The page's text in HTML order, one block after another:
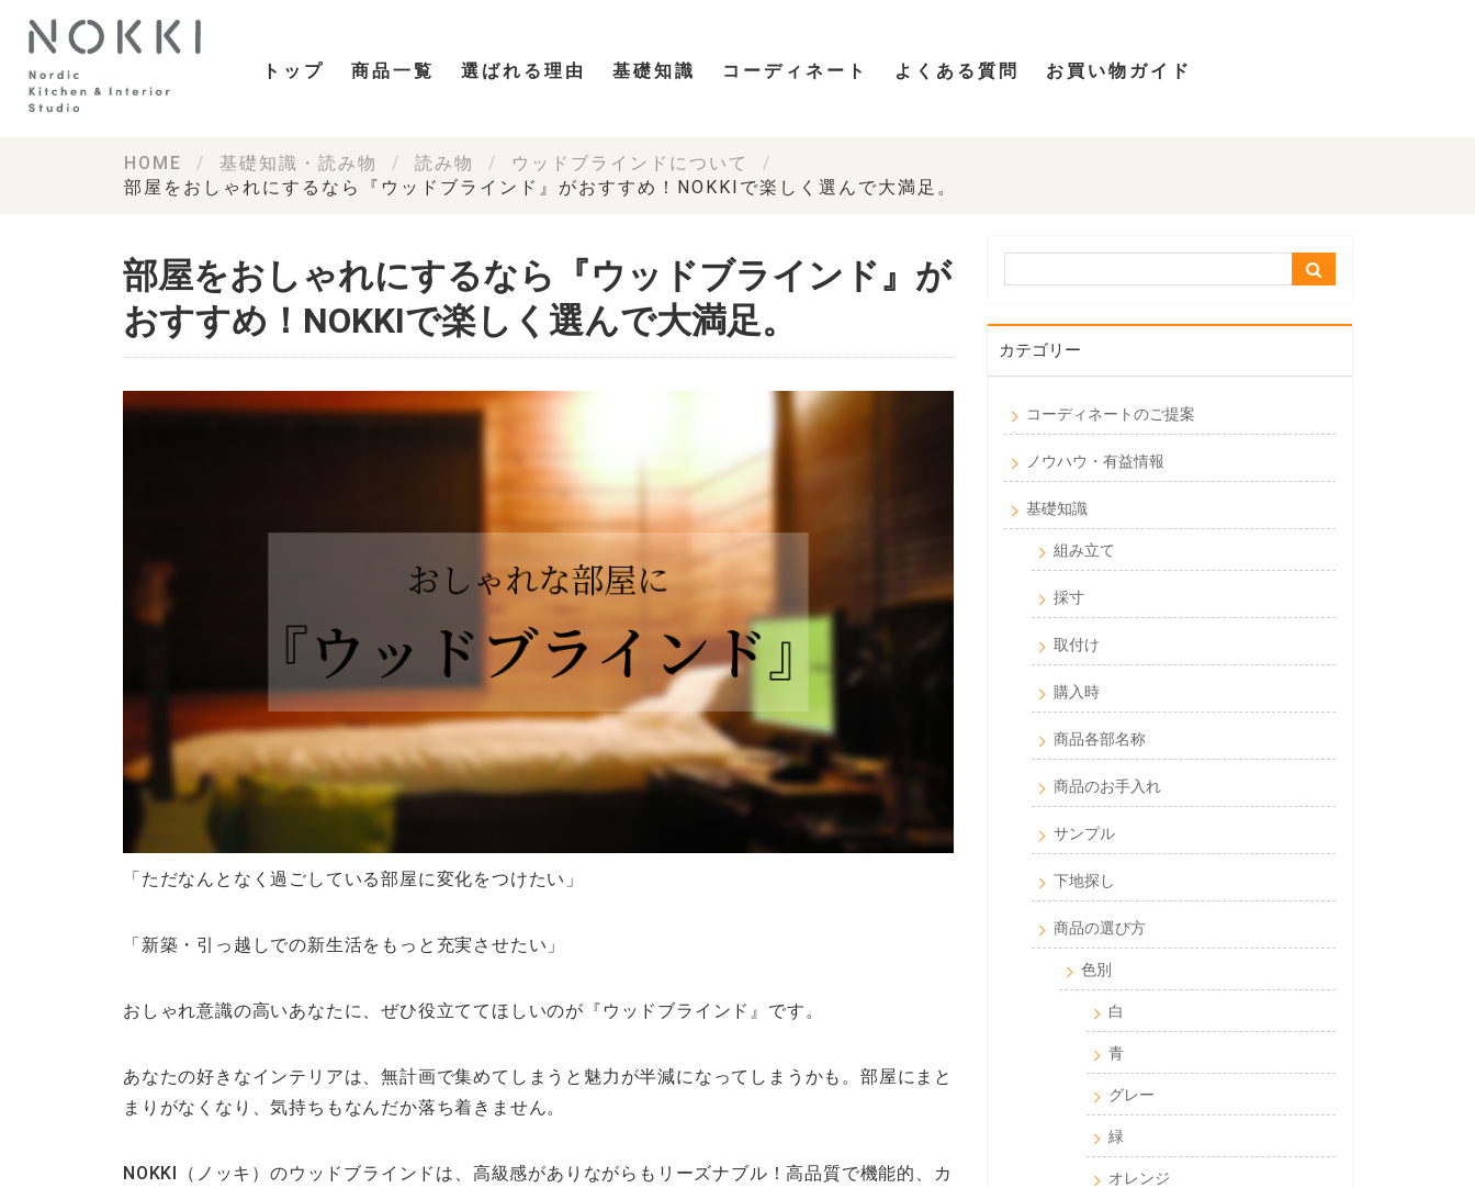
トップ 商品一覧 選ばれる理由 基礎知識 コーディネート よくある質問 お買い物ガイド
HOME 基礎知識・読み物 読み物
ウッドブラインドについて
部屋をおしゃれにするなら『ウッドブラインド』がおすすめ！NOKKIで楽しく選んで大満足。
部屋をおしゃれにするなら『ウッドブラインド』が
おすすめ！NOKKIで楽しく選んで大満足。
「ただなんとなく過ごしている部屋に変化をつけたい」
「新築・引っ越しでの新生活をもっと充実させたい」
おしゃれ意識の高いあなたに、ぜひ役立ててほしいのが『ウッドブラインド』です。
あなたの好きなインテリアは、無計画で集めてしまうと魅力が半減になってしまうかも。部屋にまと
まりがなくなり、気持ちもなんだか落ち着きません。
NOKKI（ノッキ）のウッドブラインドは、高級感がありながらもリーズナブル！高品質で機能的、カ
カテゴリー
コーディネートのご提案
ノウハウ・有益情報
基礎知識
組み立て
採寸
取付け
購入時
商品各部名称
商品のお手入れ
サンプル
下地探し
商品の選び方
色別
白
青
グレー
緑
オレンジ